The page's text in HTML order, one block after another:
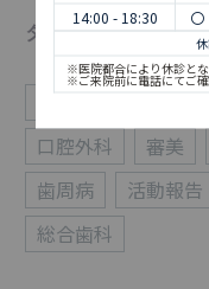
タグ
お知らせ
口腔外科
審美
歯周病
活動報告
総合歯科
14:00 - 18:30
〇
※医院都合により休診とな
※ご来院前に電話にてご確